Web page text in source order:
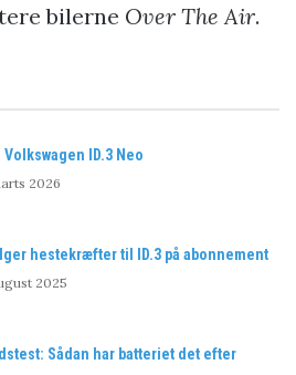
bilerne Over The Air.
Volkswagen ID.3 Neo
2026
hestekræfter til ID.3 på abonnement
2025
Sådan har batteriet det efter